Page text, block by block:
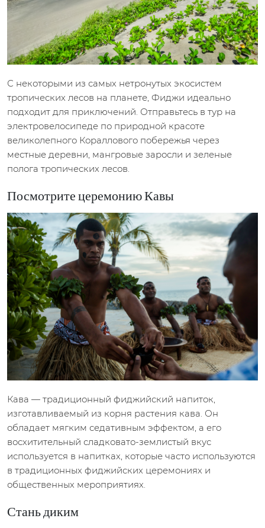
С некоторыми из самых нетронутых экосистем
тропических лесов на планете, Фиджи идеально
подходит для приключений. Отправьтесь в тур на
электровелосипеде по природной красоте
великолепного Кораллового побережья через
местные деревни, мангровые заросли и зеленые
полога тропических лесов.
Посмотрите церемонию Кавы
Кава — традиционный фиджийский напиток,
изготавливаемый из корня растения кава. Он
обладает мягким седативным эффектом, а его
восхитительный сладковато-землистый вкус
используется в напитках, которые часто используются
в традиционных фиджийских церемониях и
общественных мероприятиях.
Стань диким